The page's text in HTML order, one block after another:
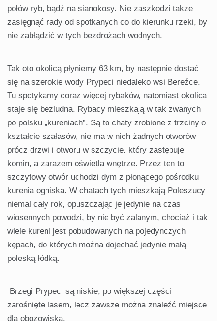
połów ryb, bądź na sianokosy. Nie zaszkodzi także
zasięgnąć rady od spotkanych co do kierunku rzeki, by
nie zabłądzić w tych bezdrożach wodnych.
Tak oto okolicą płyniemy 63 km, by następnie dostać
się na szerokie wody Prypeci niedaleko wsi Bereźce.
Tu spotykamy coraz więcej rybaków, natomiast okolica
staje się bezludna. Rybacy mieszkają w tak zwanych
po polsku „kureniach”. Są to chaty zrobione z trzciny o
kształcie szałasów, nie ma w nich żadnych otworów
prócz drzwi i otworu w szczycie, który zastępuje
komin, a zarazem oświetla wnętrze. Przez ten to
szczytowy otwór uchodzi dym z płonącego pośrodku
kurenia ogniska. W chatach tych mieszkają Poleszucy
niemal cały rok, opuszczając je jedynie na czas
wiosennych powodzi, by nie być zalanym, chociaż i tak
wiele kureni jest pobudowanych na pojedynczych
kępach, do których można dojechać jedynie małą
poleską łódką.
Brzegi Prypeci są niskie, po większej części
zarośnięte lasem, lecz zawsze można znaleźć miejsce
dla obozowiska.